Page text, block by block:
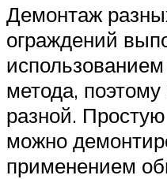
Демонтаж
ограждений
метода,
разной.
можно
применением